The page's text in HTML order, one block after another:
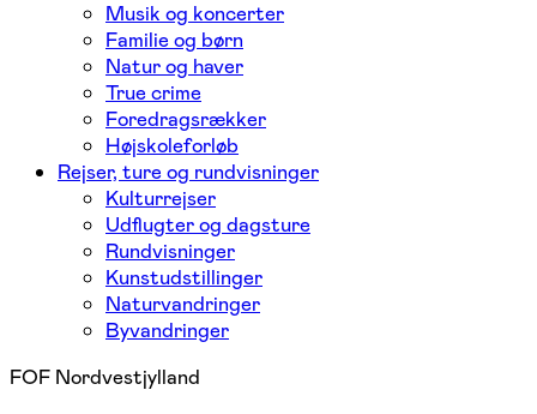
Musik og koncerter
Familie og børn
Natur og haver
True crime
Foredragsrækker
Højskoleforløb
Rejser, ture og rundvisninger
Kulturrejser
Udflugter og dagsture
Rundvisninger
Kunstudstillinger
Naturvandringer
Byvandringer
FOF Nordvestjylland